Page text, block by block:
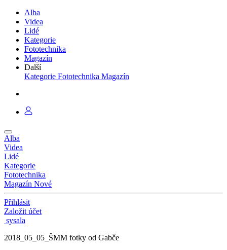
Alba
Videa
Lidé
Kategorie
Fototechnika
Magazín
Další
Kategorie Fototechnika Magazín
Alba
Videa
Lidé
Kategorie
Fototechnika
Magazín Nové
Přihlásit
Založit účet
sysala
2018_05_05_ŠMM fotky od Gabče